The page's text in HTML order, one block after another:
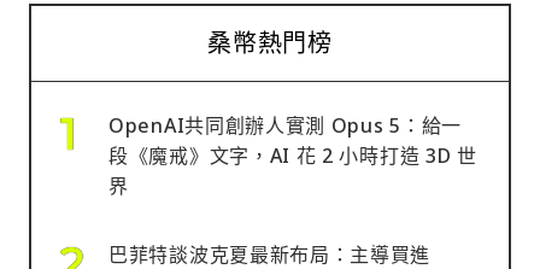
桑幣熱門榜
OpenAI共同創辦人實測 Opus 5：給一
段《魔戒》文字，AI 花 2 小時打造 3D 世
界
巴菲特談波克夏最新布局：主導買進